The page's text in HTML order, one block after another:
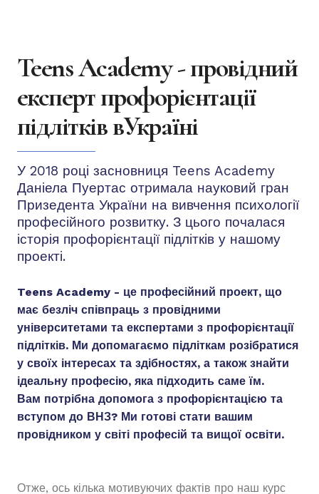
Teens Academy - провідний
експерт профорієнтації
підлітків вУкраїні
У 2018 році засновниця Teens Academy
Даніела Пуертас отримала науковий гран
Призедента України на вивчення психології
професійного розвитку. З цього почалася
історія профорієнтації підлітків у нашому
проекті.
Teens Academy - це професійний проект, що
має безліч співпраць з провідними
університетами та експертами з профорієнтації
підлітків. Ми допомагаємо підліткам розібратися
у своїх інтересах та здібностях, а також знайти
ідеальну професію, яка підходить саме їм.
Вам потрібна допомога з профорієнтацією та
вступом до ВНЗ? Ми готові стати вашим
провідником у світі професій та вищої освіти.
Отже, ось кілька мотивуючих фактів про наш курс